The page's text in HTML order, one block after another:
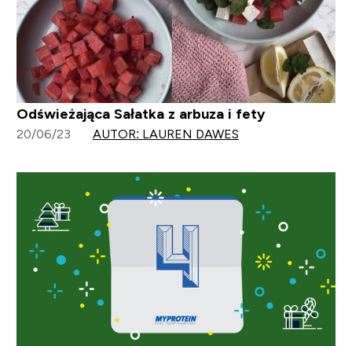
Odświeżająca Sałatka z arbuza i fety
20/06/23 AUTOR: LAUREN DAWES